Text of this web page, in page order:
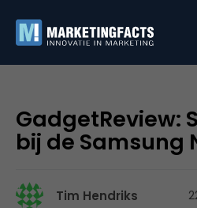
GadgetReview:
bij de Samsung
Tim Hendriks